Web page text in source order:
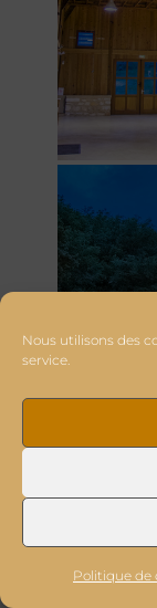
Nous utilisons des
service.
Politique de